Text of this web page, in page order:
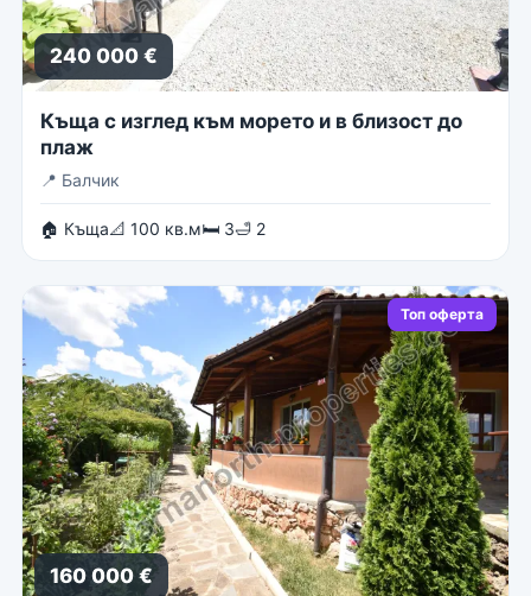
240 000 €
Къща с изглед към морето и в близост до
плаж
📍 Балчик
🏠 Къща📐 100 кв.м🛏 3🛁 2
Топ оферта
160 000 €